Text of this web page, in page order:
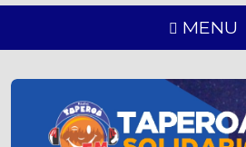
MENU
SOLIDÁRIO